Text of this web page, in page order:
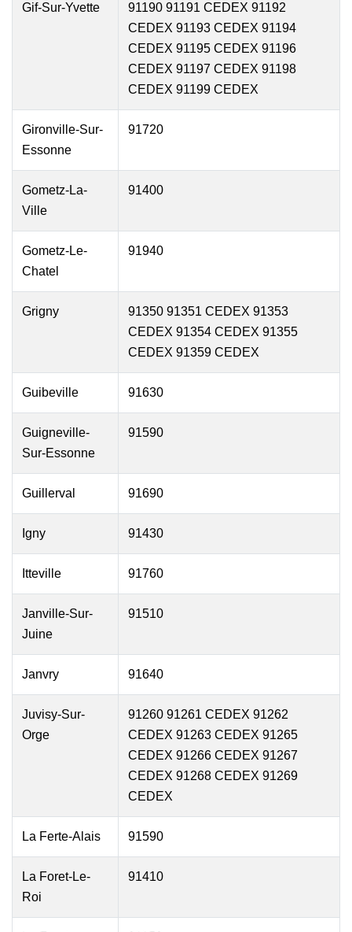
Gif-Sur-Yvette
91190 91191 CEDEX 91192
CEDEX 91193 CEDEX 91194
CEDEX 91195 CEDEX 91196
CEDEX 91197 CEDEX 91198
CEDEX 91199 CEDEX
Gironville-Sur-
Essonne
91720
Gometz-La-
Ville
91400
Gometz-Le-
Chatel
91940
Grigny
91350 91351 CEDEX 91353
CEDEX 91354 CEDEX 91355
CEDEX 91359 CEDEX
Guibeville 91630
Guigneville-
Sur-Essonne
91590
Guillerval 91690
Igny 91430
Itteville 91760
Janville-Sur-
Juine
91510
Janvry 91640
Juvisy-Sur-
Orge
91260 91261 CEDEX 91262
CEDEX 91263 CEDEX 91265
CEDEX 91266 CEDEX 91267
CEDEX 91268 CEDEX 91269
CEDEX
La Ferte-Alais 91590
La Foret-Le-
Roi
91410